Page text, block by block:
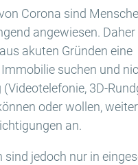
Corona sind
angewiesen.
akuten Gründen eine
suchen und
3D-
oder wollen,
an.
sind jedoch nur in